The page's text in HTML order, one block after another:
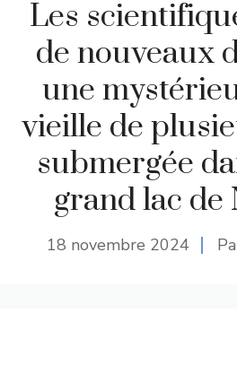
Les
de nouveaux
une
vieille de
submergée
grand lac de
18 novembre 2024